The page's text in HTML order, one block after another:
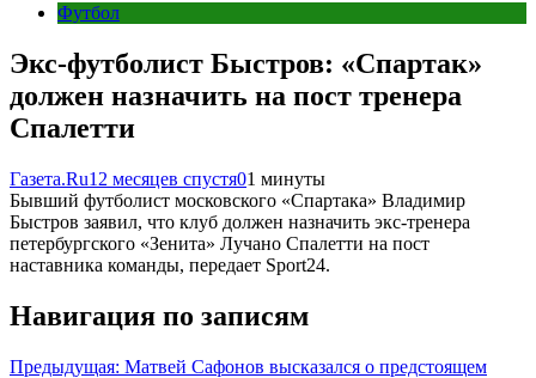
Футбол
Экс-футболист Быстров: «Спартак»
должен назначить на пост тренера
Спалетти
Газета.Ru12 месяцев спустя01 минуты
Бывший футболист московского «Спартака» Владимир
Быстров заявил, что клуб должен назначить экс-тренера
петербургского «Зенита» Лучано Спалетти на пост
наставника команды, передает Sport24.
Навигация по записям
Предыдущая: Матвей Сафонов высказался о предстоящем